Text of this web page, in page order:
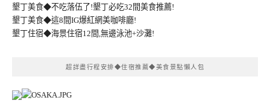
墾丁美食◆不吃落伍了!墾丁必吃32間美食推薦!
墾丁美食◆這8間IG爆紅網美咖啡廳!
墾丁住宿◆海景住宿12間,無邊泳池+沙灘!
超詳盡行程安排◆住宿推薦◆美食景點懶人包